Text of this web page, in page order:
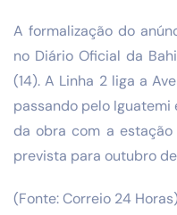
A formalização do
no Diário Oficial da
(14). A Linha 2 liga a
passando pelo Iguatemi
da obra com a
prevista para outubro de
(Fonte: Correio 24